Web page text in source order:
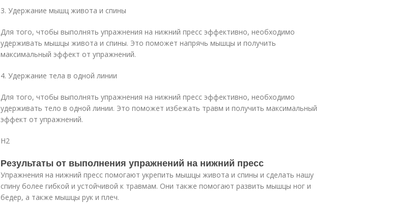
3. Удержание мышц живота и спины
Для того, чтобы выполнять упражнения на нижний пресс эффективно, необходимо
удерживать мышцы живота и спины. Это поможет напрячь мышцы и получить
максимальный эффект от упражнений.
4. Удержание тела в одной линии
Для того, чтобы выполнять упражнения на нижний пресс эффективно, необходимо
удерживать тело в одной линии. Это поможет избежать травм и получить максимальный
эффект от упражнений.
H2
Результаты от выполнения упражнений на нижний пресс
Упражнения на нижний пресс помогают укрепить мышцы живота и спины и сделать нашу
спину более гибкой и устойчивой к травмам. Они также помогают развить мышцы ног и
бедер, а также мышцы рук и плеч.